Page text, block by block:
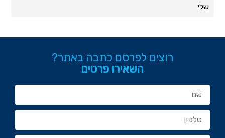
שלי
רוצים לפרסם כתבה באתר?
השאירו פרטים